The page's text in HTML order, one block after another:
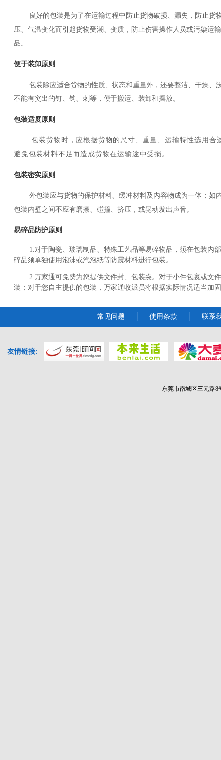
良好的包装是为了在运输过程中防止货物破损、漏失，防止货
压、气温变化而引起货物受潮、变质，防止伤害操作人员或污染运
品。
便于装卸原则
包装除应适合货物的性质、状态和重量外，还要整洁、干燥、
不能有突出的钉、钩、刺等，便于搬运、装卸和摆放。
包装适度原则
包装货物时，应根据货物的尺寸、重量、运输特性选用合
避免包装材料不足而造成货物在运输途中受损。
包装密实原则
外包装应与货物的保护材料、缓冲材料及内容物成为一体；如
包装内壁之间不应有磨擦、碰撞、挤压，或晃动发出声音。
易碎品防护原则
1.对于陶瓷、玻璃制品、特殊工艺品等易碎物品，须在包装内
碎品须单独使用泡沫或汽泡纸等防震材料进行包装。
2.万家通可免费为您提供文件封、包装袋。对于小件包裹或文
装；对于您自主提供的包装，万家通收派员将根据实际情况适当加
常见问题 使用条款 联系
友情链接:
东莞市南城区三元路8